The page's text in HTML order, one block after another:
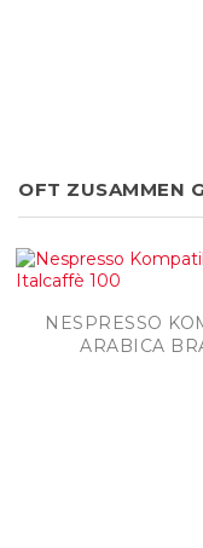
OFT ZUSAMMEN
NESPRESSO
ARABICA